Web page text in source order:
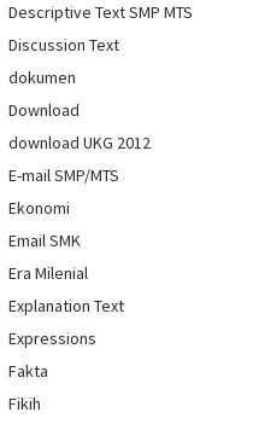
Descriptive Text SMP MTS
Discussion Text
dokumen
Download
download UKG 2012
E-mail SMP/MTS
Ekonomi
Email SMK
Era Milenial
Explanation Text
Expressions
Fakta
Fikih